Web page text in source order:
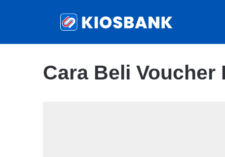
Cara Beli Voucher